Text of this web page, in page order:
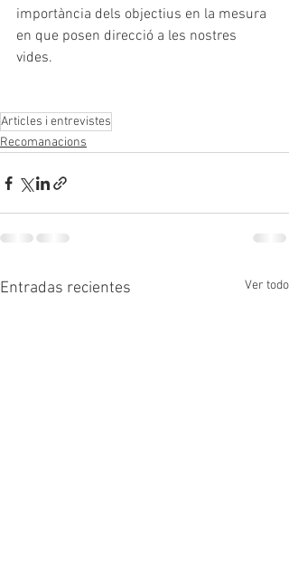
importància dels objectius en la mesura
en que posen direcció a les nostres
vides.
Articles i entrevistes
Recomanacions
Entradas recientes Ver todo